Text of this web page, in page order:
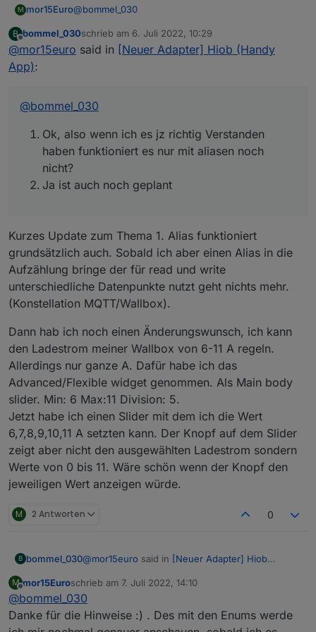
Grüße,
M mor15Euro@bommel_030
Ok, also wenn ich es jz richtig Verstanden
haben funktioniert es nur mit aliasen noch
B
Offline
bommel_030schrieb am 6. Juli 2022, 10:29
zuletzt editiert von
@mor15euro said in [Neuer Adapter] Hiob (Handy
App):
@bommel_030
Ok, also wenn ich es jz richtig Verstanden
haben funktioniert es nur mit aliasen noch
nicht?
Ja ist auch noch geplant
Kurzes Update zum Thema 1. Alias funktioniert
grundsätzlich auch. Sobald ich aber einen Alias in die
Aufzählung bringe der für read und write
unterschiedliche Datenpunkte nutzt geht nichts mehr.
(Konstellation MQTT/Wallbox).
Dann hab ich noch einen Änderungswunsch, ich kann
den Ladestrom meiner Wallbox von 6-11 A regeln.
Allerdings nur ganze A. Dafür habe ich das
Advanced/Flexible widget genommen. Als Main body
slider. Min: 6 Max:11 Division: 5.
Jetzt habe ich einen Slider mit dem ich die Wert
6,7,8,9,10,11 A setzten kann. Der Knopf auf dem Slider
zeigt aber nicht den ausgewählten Ladestrom sondern
Werte von 0 bis 11. Wäre schön wenn der Knopf den
jeweiligen Wert anzeigen würde.
M 2 Antworten 0
B bommel_030@mor15euro said in [Neuer Adapter] Hiob
Ok, also wenn ich es jz richtig
Kurzes Update zum Thema 1. Alias funktioniert
M
Offline
mor15Euroschrieb am 7. Juli 2022, 14:10
zuletzt editiert von
@bommel_030
Danke für die Hinweise :) . Des mit den Enums werde